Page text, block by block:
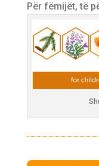
Për fëmijët, të